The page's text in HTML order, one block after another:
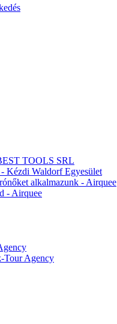
TOOLS SRL
Kézdi Waldorf Egyesület
alkalmazunk - Airquee
- Airquee
Tour Agency